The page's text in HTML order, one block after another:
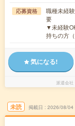
応募資格
職種未経
要
▼未経験
持ちの方
気になる!
派遣会社
未読 掲載日 2026/08/04